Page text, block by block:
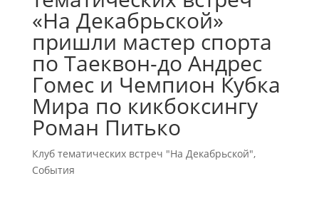
«На Декабрьской»
пришли мастер спорта
по Таеквон-до Андрес
Гомес и Чемпион Кубка
Мира по кикбоксингу
Роман Питько
Клуб тематических встреч "На Декабрьской",
События